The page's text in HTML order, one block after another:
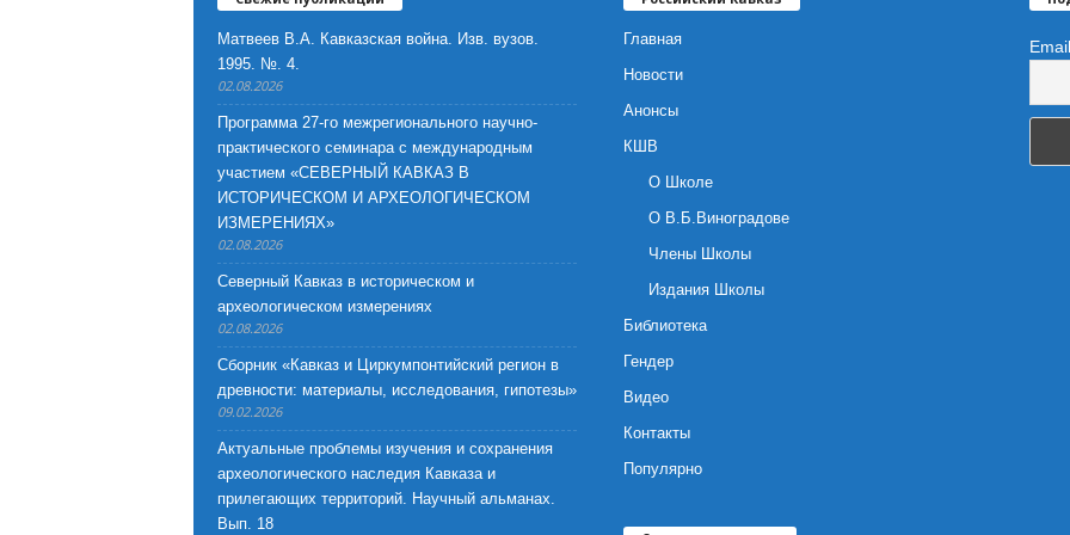
Матвеев В.А. Кавказская война. Изв. вузов.
1995. №. 4.
02.08.2026
Программа 27-го межрегионального научно-
практического семинара с международным
участием «СЕВЕРНЫЙ КАВКАЗ В
ИСТОРИЧЕСКОМ И АРХЕОЛОГИЧЕСКОМ
ИЗМЕРЕНИЯХ»
02.08.2026
Северный Кавказ в историческом и
археологическом измерениях
02.08.2026
Сборник «Кавказ и Циркумпонтийский регион в
древности: материалы, исследования, гипотезы»
09.02.2026
Актуальные проблемы изучения и сохранения
археологического наследия Кавказа и
прилегающих территорий. Научный альманах.
Вып. 18
Главная
Новости
Анонсы
КШВ
О Школе
О В.Б.Виноградове
Члены Школы
Издания Школы
Библиотека
Гендер
Видео
Контакты
Популярно
Email